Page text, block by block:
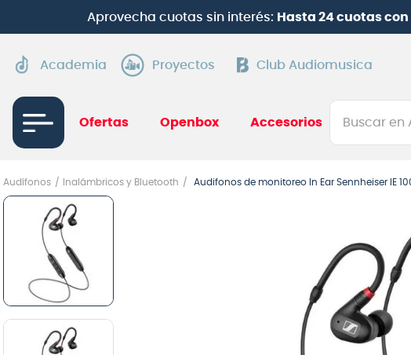
Aprovecha cuotas sin interés: Hasta 24 cuotas
Academia Proyectos Club Audiomusica
Ofertas Openbox Accesorios
Buscar en
Audífonos Inalámbricos y Bluetooth Audifonos de monitoreo In Ear Sennheiser IE
1 .
guitarra
guitarra
pioneerdj
5.
amplificador
guitarra